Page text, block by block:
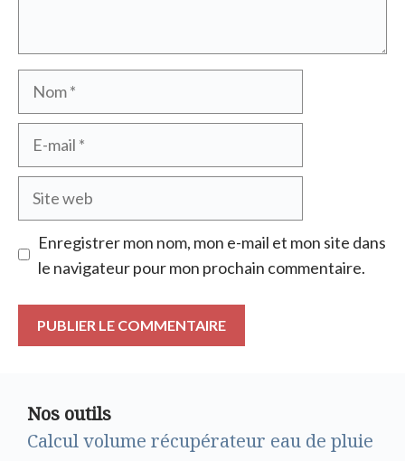
Nom
Site
Enregistrer mon nom, mon e-mail et mon site dans
le navigateur pour mon prochain commentaire.
Nos outils
Calcul volume récupérateur eau de pluie